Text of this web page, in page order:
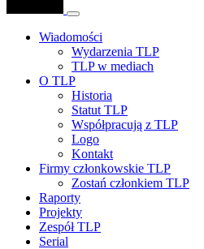
Wiadomości
Wydarzenia TLP
TLP w mediach
O TLP
Historia
Statut TLP
Współpracują z TLP
Logo
Kontakt
Firmy członkowskie TLP
Zostań członkiem TLP
Raporty
Projekty
Zespół TLP
Serial